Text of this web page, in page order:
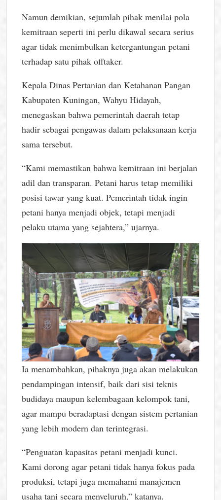
Namun demikian, sejumlah pihak menilai pola
kemitraan seperti ini perlu dikawal secara serius
agar tidak menimbulkan ketergantungan petani
terhadap satu pihak offtaker.
Kepala Dinas Pertanian dan Ketahanan Pangan
Kabupaten Kuningan, Wahyu Hidayah,
menegaskan bahwa pemerintah daerah tetap
hadir sebagai pengawas dalam pelaksanaan kerja
sama tersebut.
“Kami memastikan bahwa kemitraan ini berjalan
adil dan transparan. Petani harus tetap memiliki
posisi tawar yang kuat. Pemerintah tidak ingin
petani hanya menjadi objek, tetapi menjadi
pelaku utama yang sejahtera,” ujarnya.
Ia menambahkan, pihaknya juga akan melakukan
pendampingan intensif, baik dari sisi teknis
budidaya maupun kelembagaan kelompok tani,
agar mampu beradaptasi dengan sistem pertanian
yang lebih modern dan terintegrasi.
“Penguatan kapasitas petani menjadi kunci.
Kami dorong agar petani tidak hanya fokus pada
produksi, tetapi juga memahami manajemen
usaha tani secara menyeluruh,” katanya.